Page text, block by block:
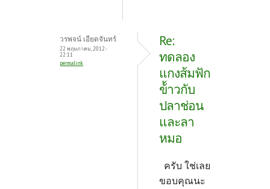
วรพจน์ เอียดจันทร์
22 พฤษภาคม, 2012 -
22:11
permalink
Re:
ทดลอง
แกงส้มฟัก
ข้้าวกับ
ปลาช่อน
และลา
หมอ
ครับ ใช่เลย
ขอบคุณนะ